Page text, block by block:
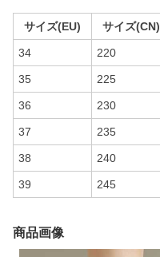
サイズ(EU) サイズ(CN)
34 220
35 225
36 230
37 235
38 240
39 245
商品画像